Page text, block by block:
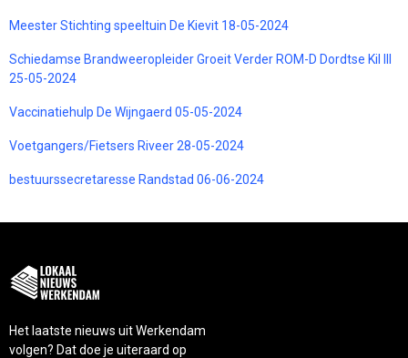
Meester Stichting speeltuin De Kievit 18-05-2024
Schiedamse Brandweeropleider Groeit Verder ROM-D Dordtse Kil III
25-05-2024
Vaccinatiehulp De Wijngaerd 05-05-2024
Voetgangers/Fietsers Riveer 28-05-2024
bestuurssecretaresse Randstad 06-06-2024
Het laatste nieuws uit Werkendam
volgen? Dat doe je uiteraard op